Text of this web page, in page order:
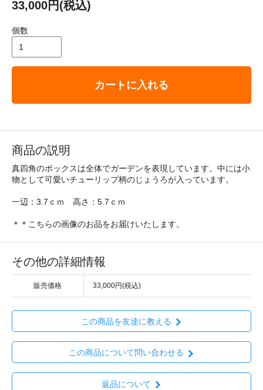
33,000円(税込)
個数
カートに入れる
商品の説明
真四角のボックスは全体でガーデンを表現しています。中には小
物として可愛いチューリップ柄のじょうろが入っています。
一辺：3.7ｃｍ 高さ：5.7ｃｍ
＊＊こちらの画像のお品をお届けいたします。
その他の詳細情報
販売価格 33,000円(税込)
この商品を友達に教える
この商品について問い合わせる
返品について